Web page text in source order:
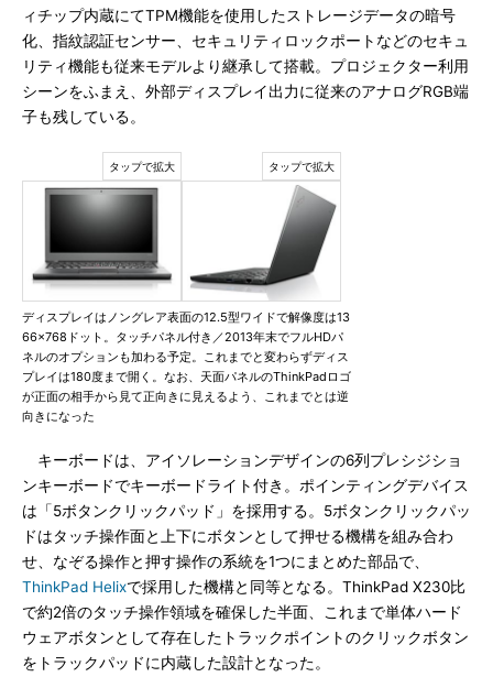
ィチップ内蔵にてTPM機能を使用したストレージデータの暗号
化、指紋認証センサー、セキュリティロックポートなどのセキュ
リティ機能も従来モデルより継承して搭載。プロジェクター利用
シーンをふまえ、外部ディスプレイ出力に従来のアナログRGB端
子も残している。
ディスプレイはノングレア表面の12.5型ワイドで解像度は13
66×768ドット。タッチパネル付き／2013年末でフルHDパ
ネルのオプションも加わる予定。これまでと変わらずディス
プレイは180度まで開く。なお、天面パネルのThinkPadロゴ
が正面の相手から見て正向きに見えるよう、これまでとは逆
向きになった
キーボードは、アイソレーションデザインの6列プレシジショ
ンキーボードでキーボードライト付き。ポインティングデバイス
は「5ボタンクリックパッド」を採用する。5ボタンクリックパッ
ドはタッチ操作面と上下にボタンとして押せる機構を組み合わ
せ、なぞる操作と押す操作の系統を1つにまとめた部品で、
ThinkPad Helixで採用した機構と同等となる。ThinkPad X230比
で約2倍のタッチ操作領域を確保した半面、これまで単体ハード
ウェアボタンとして存在したトラックポイントのクリックボタン
をトラックパッドに内蔵した設計となった。